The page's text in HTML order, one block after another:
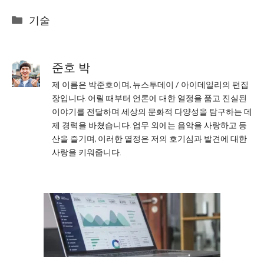
Categories
기술
준호 박
제 이름은 박준호이며, 뉴스투데이 / 아이데일리의 편집
장입니다. 어릴 때부터 언론에 대한 열정을 품고 진실된
이야기를 전달하며 세상의 문화적 다양성을 탐구하는 데
제 경력을 바쳤습니다. 업무 외에는 음악을 사랑하고 등
산을 즐기며, 이러한 열정은 저의 호기심과 발견에 대한
사랑을 키워줍니다.